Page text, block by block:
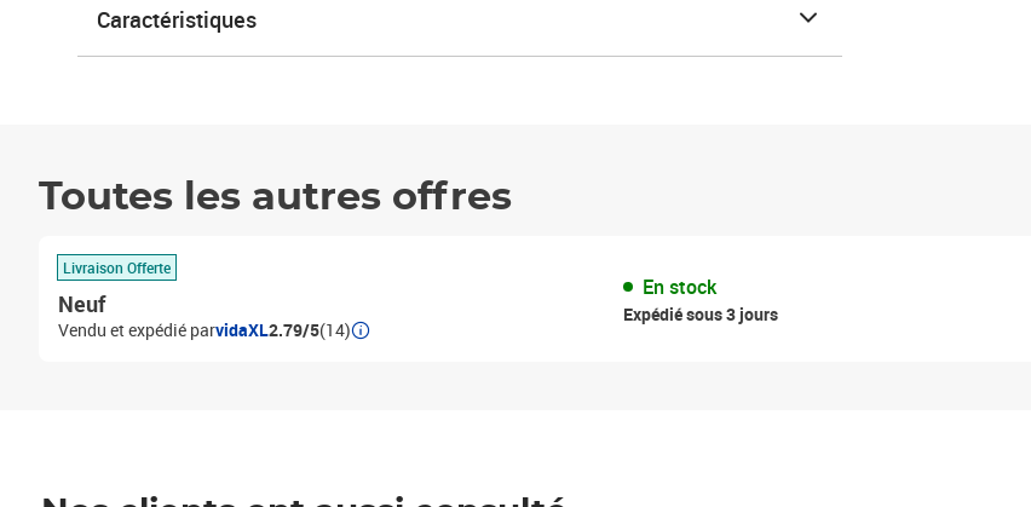
Caractéristiques
Toutes les autres offres
Livraison Offerte
Neuf
Vendu et expédié parvidaXL2.79/5(14)
En stock
Expédié sous 3 jours